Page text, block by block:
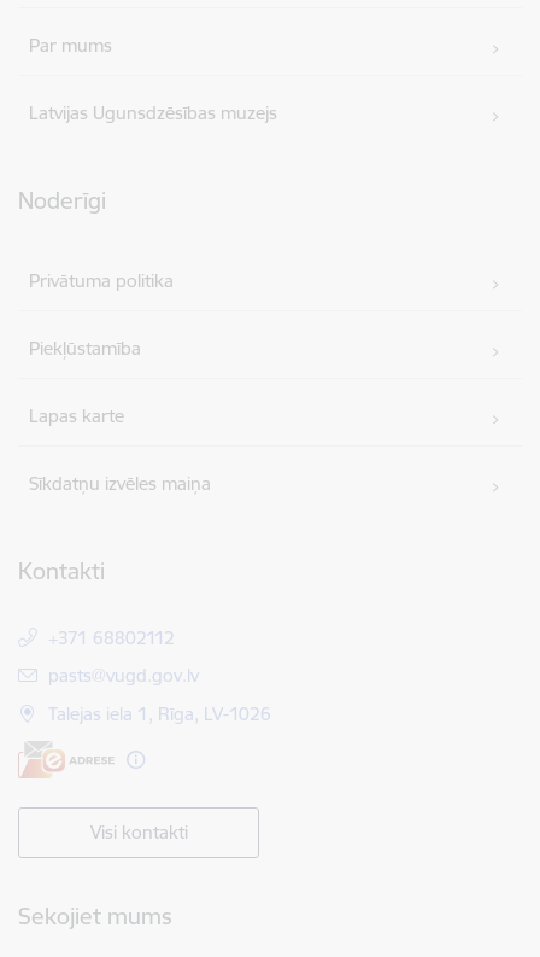
Par mums
Latvijas Ugunsdzēsības muzejs
Noderīgi
Privātuma politika
Piekļūstamība
Lapas karte
Sīkdatņu izvēles maiņa
Kontakti
+371 68802112
E-pasts:
pasts@vugd.gov.lv
Talejas iela 1, Rīga, LV-1026
Visi kontakti
Sekojiet mums